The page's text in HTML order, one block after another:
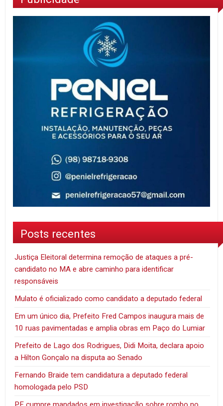
Posts recentes
Justiça Eleitoral determina remoção de ataques a pré-
candidato no MA e abre caminho para identificar
responsáveis
Mulato é oficializado como candidato a deputado federal
Em um único dia, Prefeito Fred Campos inaugura mais de
10 ruas pavimentadas e amplia obras em Paço do Lumiar
Prefeito de Lago dos Rodrigues, Didi Moita, declara apoio
a Hilton Gonçalo na disputa ao Senado
Fernando Braide tem candidatura a deputado federal
homologada pelo PSD